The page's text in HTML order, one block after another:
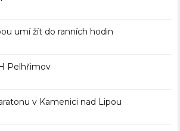
umí žít do ranních hodin
Pelhřimov
v Kamenici nad Lipou